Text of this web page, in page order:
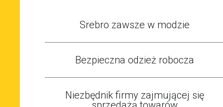
Srebro zawsze w modzie
Bezpieczna odzież robocza
Niezbędnik firmy zajmującej się